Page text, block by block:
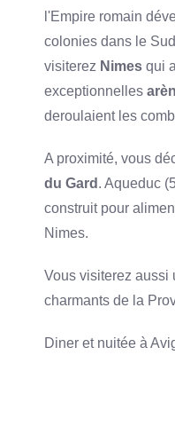
l'Empire romain
colonies dans le
visiterez Nimes qui
exceptionnelles
deroulaient les
A proximité, vous
du Gard . Aqueduc
construit pour
Nimes.
Vous visiterez aussi
charmants de la
Diner et nuitée à